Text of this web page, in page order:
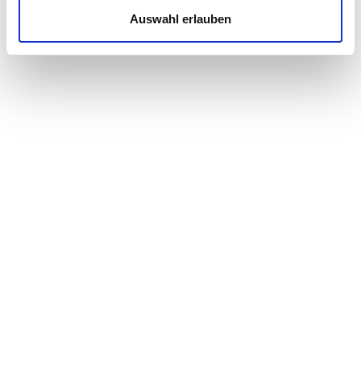
Auswahl erlauben